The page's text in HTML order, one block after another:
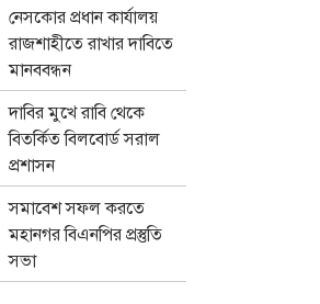
নেসকোর প্রধান কার্যালয়
রাজশাহীতে রাখার দাবিতে
মানববন্ধন
দাবির মুখে রাবি থেকে
বিতর্কিত বিলবোর্ড সরাল
প্রশাসন
সমাবেশ সফল করতে
মহানগর বিএনপির প্রস্তুতি
সভা